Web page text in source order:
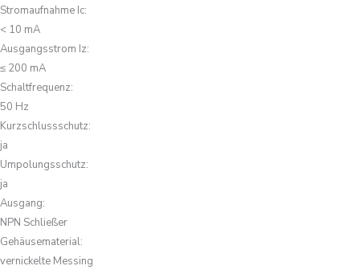
Stromaufnahme Ic:
< 10 mA
Ausgangsstrom Iz:
≤ 200 mA
Schaltfrequenz:
50 Hz
Kurzschlussschutz:
ja
Umpolungsschutz:
ja
Ausgang:
NPN Schließer
Gehäusematerial:
vernickelte Messing